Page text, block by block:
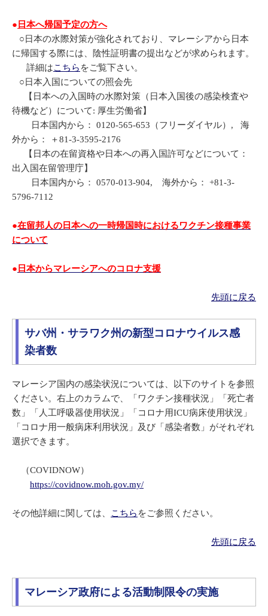
● 日本へ帰国予定の方へ
○日本の水際対策が強化されており、マレーシアから日本
に帰国する際には、陰性証明書の提出などが求められます。
詳細はこちら をご覧下さい。
○日本入国についての照会先
【日本への入国時の水際対策（日本入国後の感染検査や
待機など）について: 厚生労働省】
日本国内から： 0120-565-653（フリーダイヤル）, 海
外から： ＋81-3-3595-2176
【日本の在留資格や日本への再入国許可などについて：
出入国在留管理庁】
日本国内から： 0570-013-904, 海外から： +81-3-
5796-7112
●在留邦人の日本への一時帰国時におけるワクチン接種事業
について
● 日本からマレーシアへのコロナ支援
先頭に戻る
サバ州・サラワク州の新型コロナウイルス感
染者数
マレーシア国内の感染状況については、以下のサイトを参照
ください。右上のカラムで、「ワクチン接種状況」「死亡者
数」「人工呼吸器使用状況」「コロナ用ICU病床使用状況」
「コロナ用一般病床利用状況」及び「感染者数」がそれぞれ
選択できます。
（COVIDNOW）
https://covidnow.moh.gov.my/
その他詳細に関しては、 こちら をご参照ください。
先頭に戻る
マレーシア政府による活動制限令の実施